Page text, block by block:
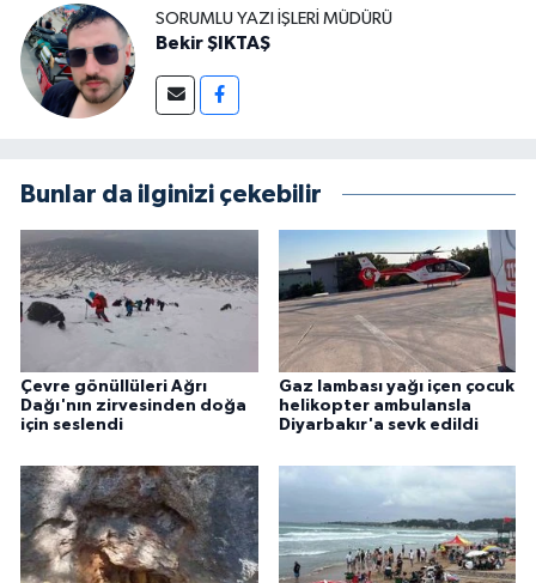
SORUMLU YAZI İŞLERI MÜDÜRÜ
Bekir ŞIKTAŞ
Bunlar da ilginizi çekebilir
Çevre gönüllüleri Ağrı
Dağı'nın zirvesinden doğa
için seslendi
Gaz lambası yağı içen çocuk
helikopter ambulansla
Diyarbakır'a sevk edildi